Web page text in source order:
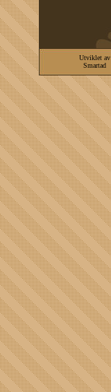
Utviklet av
Smartad